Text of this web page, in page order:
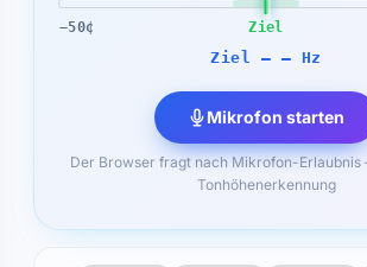
−50¢ Ziel
Ziel — — Hz
Mikrofon starten
Der Browser fragt nach Mikrofon-
Tonhöhenerkennung